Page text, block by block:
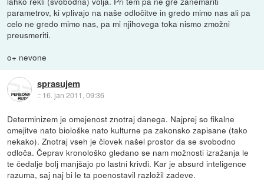
parametrov, ki vplivajo na naše odločitve in gredo mimo nas ali pa
celo ne gredo mimo nas, pa mi njihovega toka nismo zmožni
preusmeriti.
o+ nevone
sprasujem
:: 16. jan 2011, 09:36
Determinizem je omejenost znotraj danega. Najprej so fikalne
omejitve nato biološke nato kulturne pa zakonsko zapisane (tako
nekako). Znotraj vseh je človek našel prostor da se svobodno
odloča. Čeprav kronološko gledano se nam možnosti izražanja le
te čedalje bolj manjšajo po lastni krivdi. Kar je absurd inteligence
razuma, saj naj bi le ta poenostavil razložil zadeve.